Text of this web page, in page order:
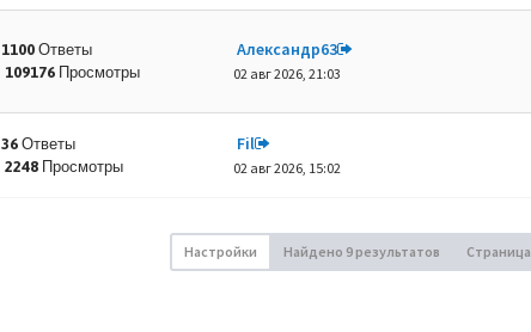
1100 Ответы
109176 Просмотры
Александр63
02 авг 2026, 21:03
36 Ответы
2248 Просмотры
Fil
02 авг 2026, 15:02
Настройки Найдено 9 результатов Страница